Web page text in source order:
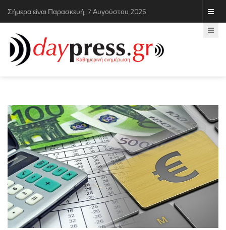
Σήμερα είναι Παρασκευή, 7 Αυγούστου 2026